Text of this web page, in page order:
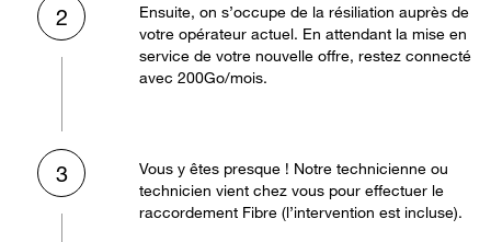
2
Ensuite, on s’occupe de la résiliation auprès de
votre opérateur actuel. En attendant la mise en
service de votre nouvelle offre, restez connecté
avec 200Go/mois.
3
Vous y êtes presque ! Notre technicienne ou
technicien vient chez vous pour effectuer le
raccordement Fibre (l’intervention est incluse).